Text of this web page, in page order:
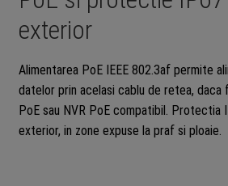
exterior
Alimentarea PoE IEEE 802.3af permite
datelor prin acelasi cablu de retea, daca
PoE sau NVR PoE compatibil. Protectia
exterior, in zone expuse la praf si ploaie.